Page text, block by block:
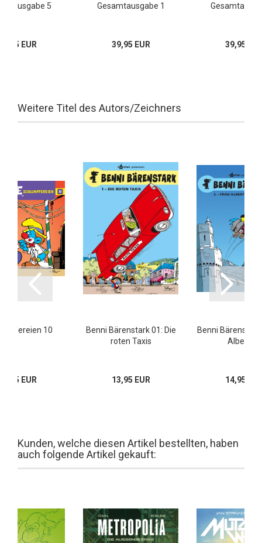
5
EUR
Gesamtausgabe 1
39,95 EUR 39,95
Weitere Titel des Autors/Zeichners
10
EUR
Benni Bärenstark 01: Die
roten Taxis
13,95 EUR
Benni Bärenstark
Albertine
14,95
Kunden, welche diesen Artikel bestellten, haben
auch folgende Artikel gekauft: